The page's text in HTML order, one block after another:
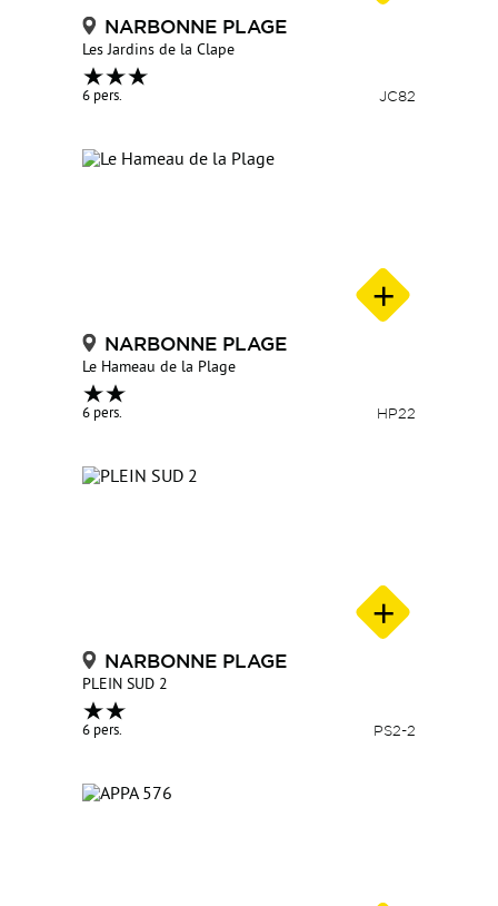
NARBONNE PLAGE
Les Jardins de la Clape
6 pers. JC82
NARBONNE PLAGE
Le Hameau de la Plage
6 pers. HP22
NARBONNE PLAGE
PLEIN SUD 2
6 pers. PS2-2